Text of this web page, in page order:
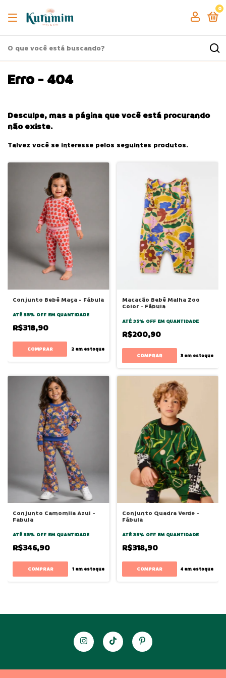
0
Erro - 404
Desculpe, mas a página que você está procurando
não existe.
Talvez você se interesse pelos seguintes produtos.
Conjunto Bebê Maça - Fábula
ATÉ 35% OFF EM QUANTIDADE
R$318,90
COMPRAR 2em estoque
Macacão Bebê Malha Zoo
Color - Fábula
ATÉ 35% OFF EM QUANTIDADE
R$200,90
COMPRAR 3 em estoque
Conjunto Camomila Azul -
Fabula
ATÉ 35% OFF EM QUANTIDADE
R$346,90
COMPRAR 1em estoque
Conjunto Quadra Verde -
Fábula
ATÉ 35% OFF EM QUANTIDADE
R$318,90
COMPRAR 4 em estoque